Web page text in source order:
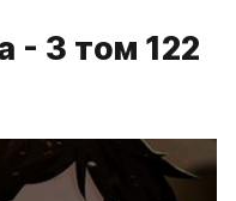
- 3 том 122